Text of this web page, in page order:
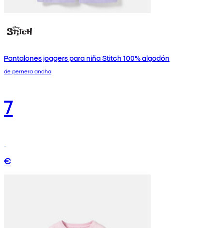
Pantalones joggers para niña Stitch 100% algodón
de pernera ancha
7
€